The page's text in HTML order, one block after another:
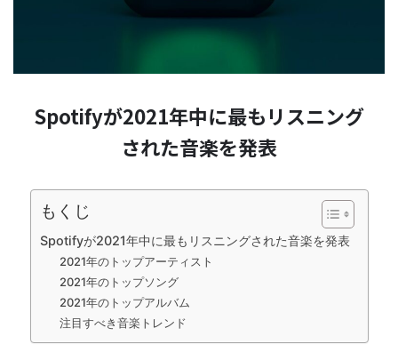
Spotifyが2021年中に最もリスニング
された音楽を発表
もくじ
Spotifyが2021年中に最もリスニングされた音楽を発表
2021年のトップアーティスト
2021年のトップソング
2021年のトップアルバム
注目すべき音楽トレンド